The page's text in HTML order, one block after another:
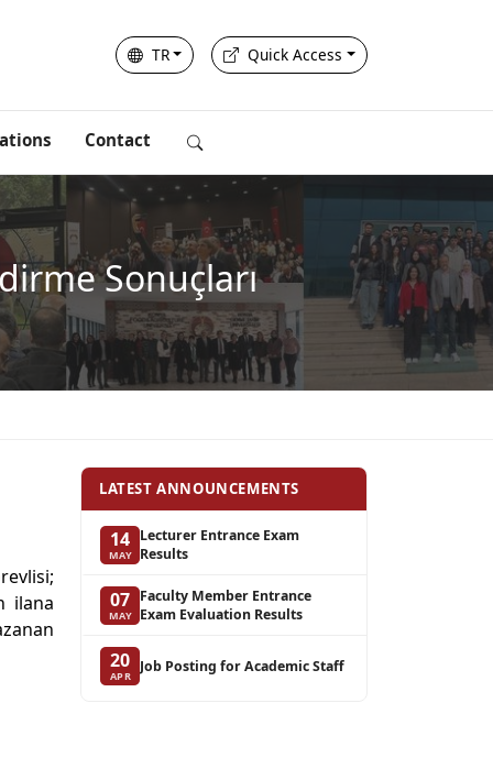
TR Quick Access
Contact
Sonuçları
ilana
LATEST ANNOUNCEMENTS
14
MAY
Lecturer Entrance Exam
Results
07
MAY
Faculty Member Entrance
Exam Evaluation Results
20
APR
Job Posting for Academic Staff